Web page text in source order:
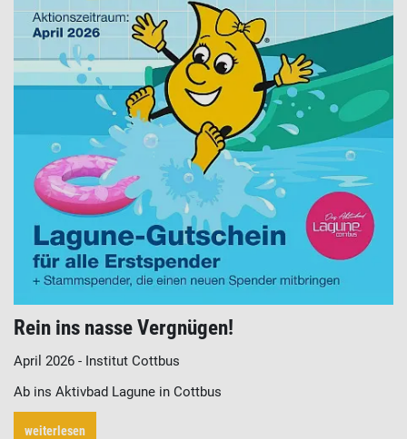
Rein ins nasse Vergnügen!
April 2026 - Institut Cottbus
Ab ins Aktivbad Lagune in Cottbus
weiterlesen